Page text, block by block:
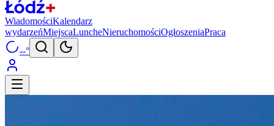
WiadomościKalendarz
wydarzeńMiejscaLuncheNieruchomościOgłoszeniaPraca
--°